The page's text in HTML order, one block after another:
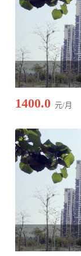
1400.0 元/月